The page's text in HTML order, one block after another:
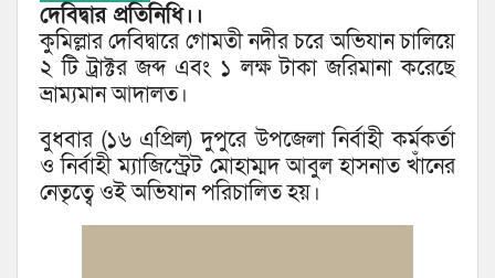
দেবিদ্বার প্রতিনিধি।।
কুমিল্লার দেবিদ্বারে গোমতী নদীর চরে অভিযান চালিয়ে
২ টি ট্রাক্টর জব্দ এবং ১ লক্ষ টাকা জরিমানা করেছে
ভ্রাম্যমান আদালত।
বুধবার (১৬ এপ্রিল) দুপুরে উপজেলা নির্বাহী কর্মকর্তা
ও নির্বাহী ম্যাজিস্ট্রেট মোহাম্মদ আবুল হাসনাত খাঁনের
নেতৃত্বে ওই অভিযান পরিচালিত হয়।